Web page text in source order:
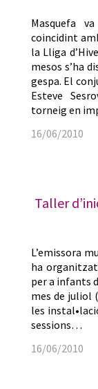
Masquefa
coincidint
la Lliga
mesos s’ha
gespa. El
Esteve
torneig en
16/06/2010
Taller
L’emissora
ha
per a infants
mes de juliol
les
sessions…
16/06/2010